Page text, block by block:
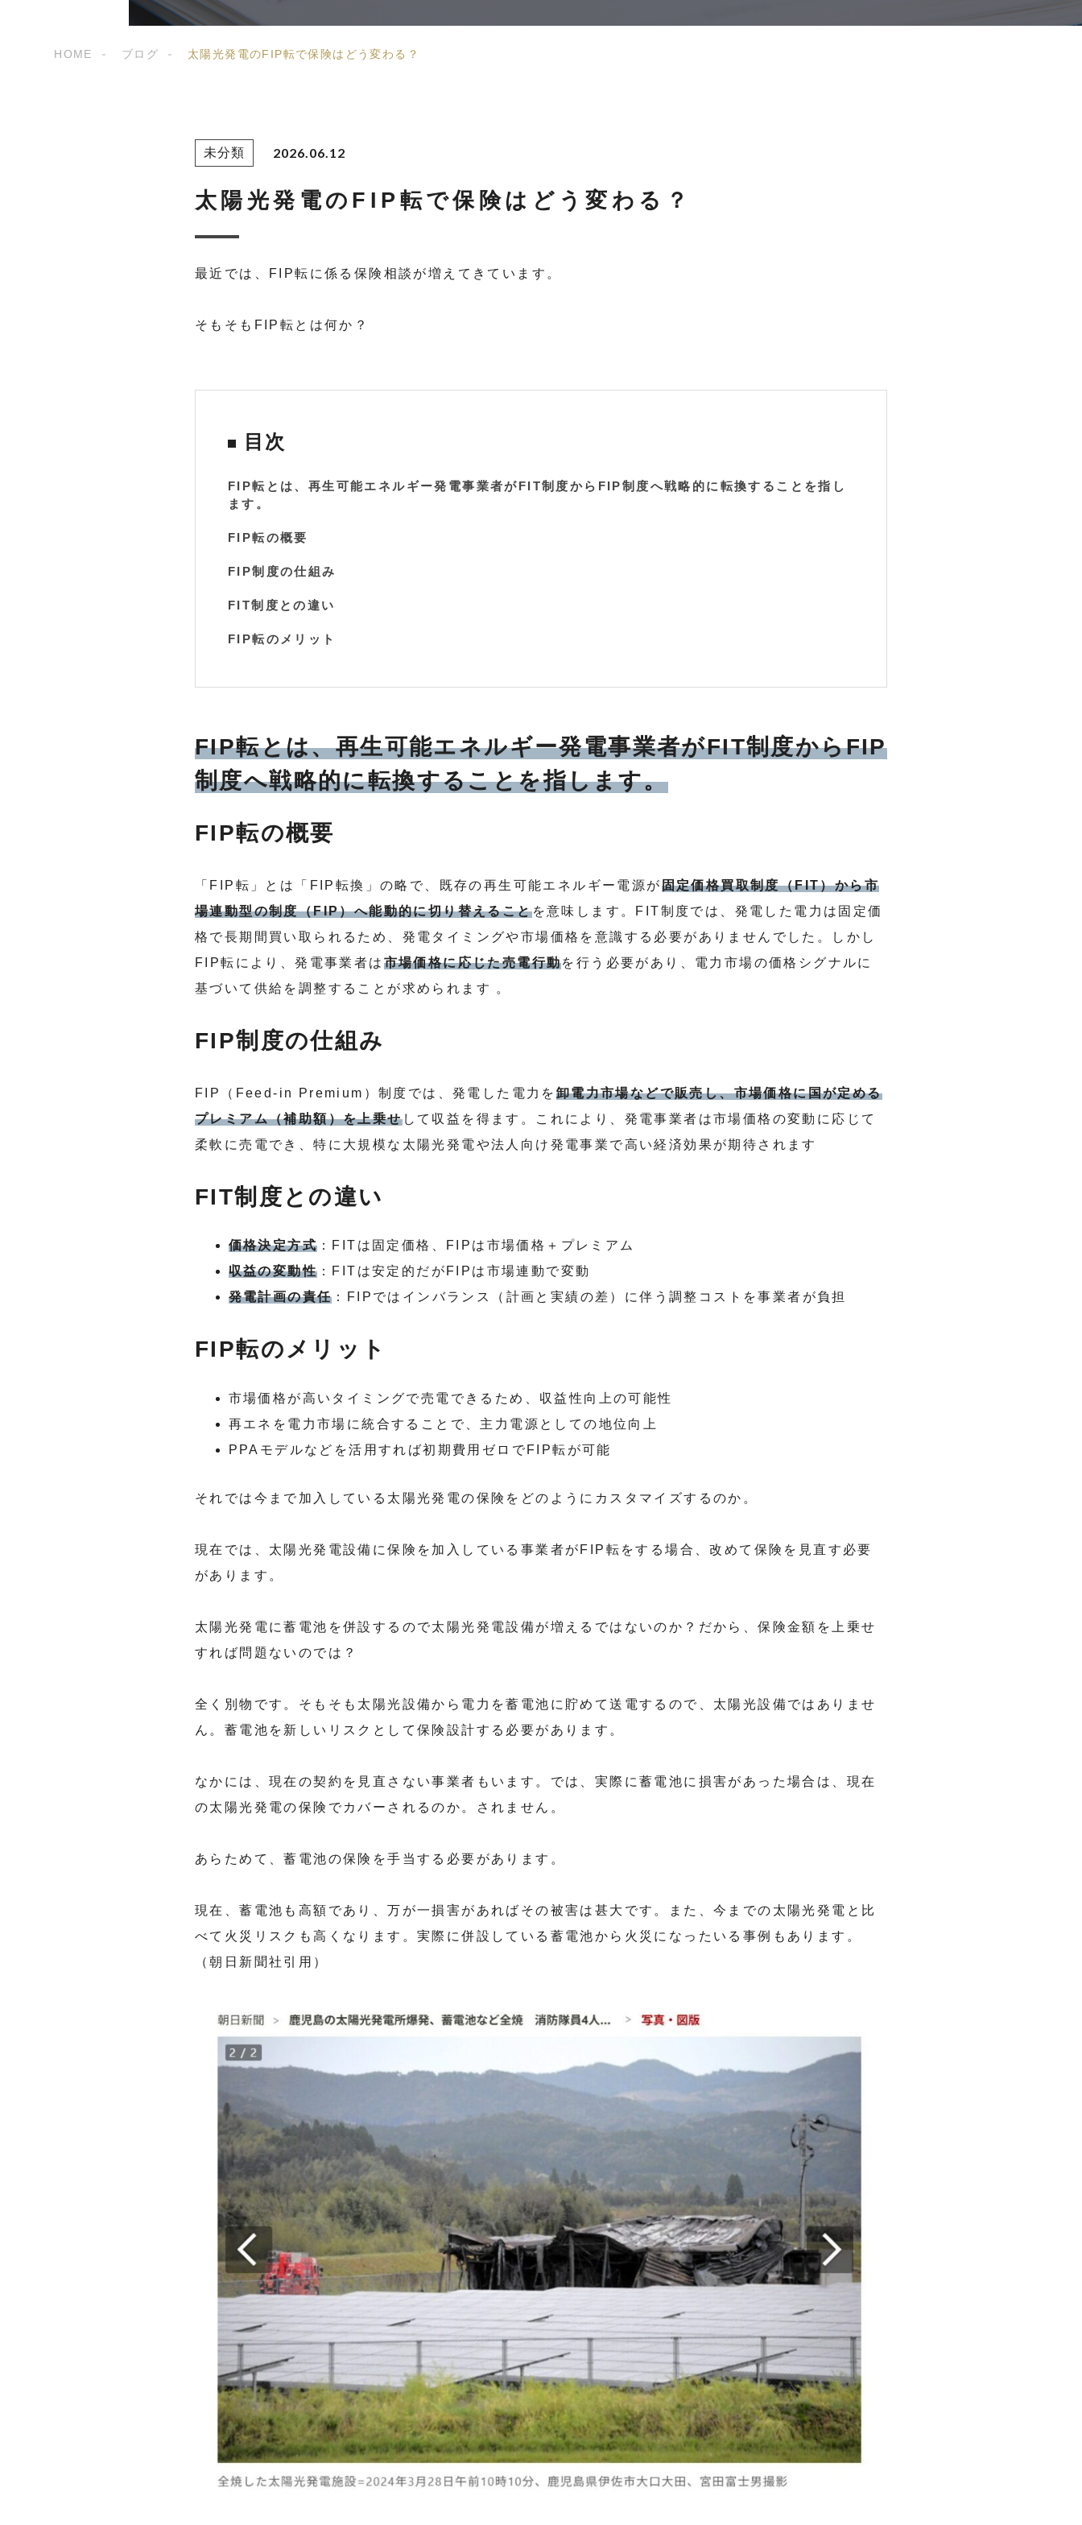
HOME ブログ 太陽光発電のFIP転で保険はどう変わる？
未分類 2026.06.12
太陽光発電のFIP転で保険はどう変わる？
最近では、FIP転に係る保険相談が増えてきています。
そもそもFIP転とは何か？
目次
FIP転とは、再生可能エネルギー発電事業者がFIT制度からFIP制度へ戦略的に転換することを指し
ます。
FIP転の概要
FIP制度の仕組み
FIT制度との違い
FIP転のメリット
FIP転とは、再生可能エネルギー発電事業者がFIT制度からFIP
制度へ戦略的に転換することを指します。
FIP転の概要
「FIP転」とは「FIP転換」の略で、既存の再生可能エネルギー電源が固定価格買取制度（FIT）から市
場連動型の制度（FIP）へ能動的に切り替えることを意味します。FIT制度では、発電した電力は固定価
格で長期間買い取られるため、発電タイミングや市場価格を意識する必要がありませんでした。しかし
FIP転により、発電事業者は 市場価格に応じた売電行動を行う必要があり、電力市場の価格シグナルに
基づいて供給を調整することが求められます 。
FIP制度の仕組み
FIP（Feed-in Premium）制度では、発電した電力を 卸電力市場などで販売し、市場価格に国が定める
プレミアム（補助額）を上乗せして収益を得ます。これにより、発電事業者は市場価格の変動に応じて
柔軟に売電でき、特に大規模な太陽光発電や法人向け発電事業で高い経済効果が期待されます
FIT制度との違い
価格決定方式 ：FITは固定価格、FIPは市場価格＋プレミアム
収益の変動性 ：FITは安定的だがFIPは市場連動で変動
発電計画の責任 ：FIPではインバランス（計画と実績の差）に伴う調整コストを事業者が負担
FIP転のメリット
市場価格が高いタイミングで売電できるため、収益性向上の可能性
再エネを電力市場に統合することで、主力電源としての地位向上
PPAモデルなどを活用すれば初期費用ゼロでFIP転が可能
それでは今まで加入している太陽光発電の保険をどのようにカスタマイズするのか。
現在では、太陽光発電設備に保険を加入している事業者がFIP転をする場合、改めて保険を見直す必要
があります。
太陽光発電に蓄電池を併設するので太陽光発電設備が増えるではないのか？だから、保険金額を上乗せ
すれば問題ないのでは？
全く別物です。そもそも太陽光設備から電力を蓄電池に貯めて送電するので、太陽光設備ではありませ
ん。蓄電池を新しいリスクとして保険設計する必要があります。
なかには、現在の契約を見直さない事業者もいます。では、実際に蓄電池に損害があった場合は、現在
の太陽光発電の保険でカバーされるのか。されません。
あらためて、蓄電池の保険を手当する必要があります。
現在、蓄電池も高額であり、万が一損害があればその被害は甚大です。また、今までの太陽光発電と比
べて火災リスクも高くなります。実際に併設している蓄電池から火災になったいる事例もあります。
（朝日新聞社引用）